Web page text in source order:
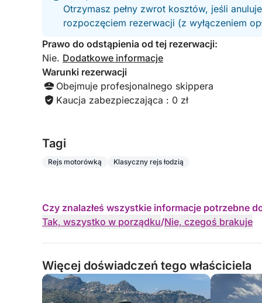
Otrzymasz pełny zwrot kosztów, jeśli
rozpoczęciem rezerwacji (z wyłączeniem
Prawo do odstąpienia od tej rezerwacji:
Nie. Dodatkowe informacje
Warunki rezerwacji
Obejmuje profesjonalnego skippera
Kaucja zabezpieczająca : 0 zł
Tagi
Rejs motorówką Klasyczny rejs łodzią
Czy znalazłeś wszystkie informacje potrzebne
Tak, wszystko w porządku/Nie, czegoś brakuje
Więcej doświadczeń tego właściciela